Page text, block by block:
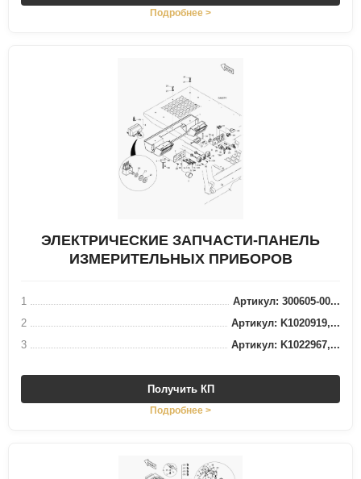
Подробнее >
ЭЛЕКТРИЧЕСКИЕ ЗАПЧАСТИ-ПАНЕЛЬ
ИЗМЕРИТЕЛЬНЫХ ПРИБОРОВ
1
Артикул: 300605-00...
2
Артикул: K1020919,...
3
Артикул: K1022967,...
Получить КП
Подробнее >